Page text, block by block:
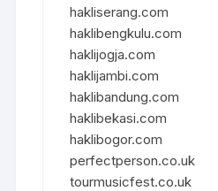
hakliserang.com
haklibengkulu.com
haklijogja.com
haklijambi.com
haklibandung.com
haklibekasi.com
haklibogor.com
perfectperson.co.uk
tourmusicfest.co.uk